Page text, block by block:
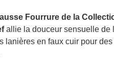
Fourrure de la
allie la douceur sensuelle de
lanières en faux cuir pour